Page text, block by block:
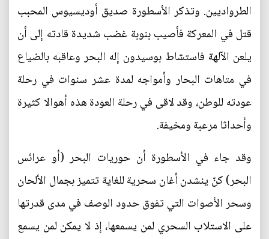
الطرواديين. وتذكر الأسطورة صديق أوديسيوس المحبب
قتل في المعركة فأصيب بنوبة غضب شديدة قادته إلى أن
يلعن الآلهة فاستشاط بوسيدون إله البحر وعاقبه بالضياع
في متاهات البحار وأمواجه لمدة عشر سنوات في رحلة
عودته للوطن، وقد لاقى في رحلة العودة هذه أهوالا كثيرة
وأحداثا مرعبة ومخيفة.
وقد جاء في الأسطورة أن حوريات البحر (أو عرائس
البحر) كنّ ينشدن أغان سحرية للغاية تتميز بجمال الألحان
وسحر الأصوات التي تفوق حدود الوصف في مدى قدرتها
على الاستلاب السحري لمن يسمعها، إذ لا يمكن لمن يسمع